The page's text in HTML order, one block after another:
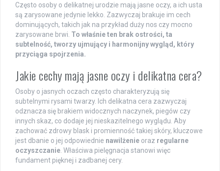
Często osoby o delikatnej urodzie mają jasne oczy, a ich usta
są zarysowane jedynie lekko. Zazwyczaj brakuje im cech
dominujących, takich jak na przykład duży nos czy mocno
zarysowane brwi. To właśnie ten brak ostrości, ta
subtelność, tworzy ujmujący i harmonijny wygląd, który
przyciąga spojrzenia.
Jakie cechy mają jasne oczy i delikatna cera?
Osoby o jasnych oczach często charakteryzują się
subtelnymi rysami twarzy. Ich delikatna cera zazwyczaj
odznacza się brakiem widocznych naczynek, piegów czy
innych skaz, co dodaje jej nieskazitelnego wyglądu. Aby
zachować zdrowy blask i promienność takiej skóry, kluczowe
jest dbanie o jej odpowiednie nawilżenie oraz regularne
oczyszczanie . Właściwa pielęgnacja stanowi więc
fundament pięknej i zadbanej cery.